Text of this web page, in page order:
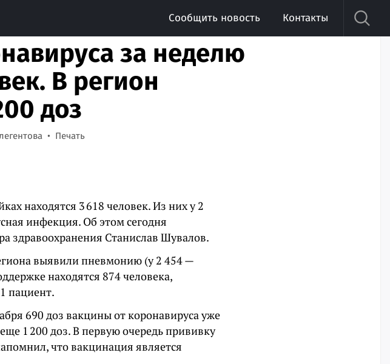
Сообщить новость Контакты
за неделю
В регион
доз
Печать
находятся 3 618 человек. Из них у 2
инфекция. Об этом сегодня
здравоохранения Станислав Шувалов.
выявили пневмонию (у 2 454 —
находятся 874 человека,
пациент.
690 доз вакцины от коронавируса уже
1 200 доз. В первую очередь прививку
что вакцинация является